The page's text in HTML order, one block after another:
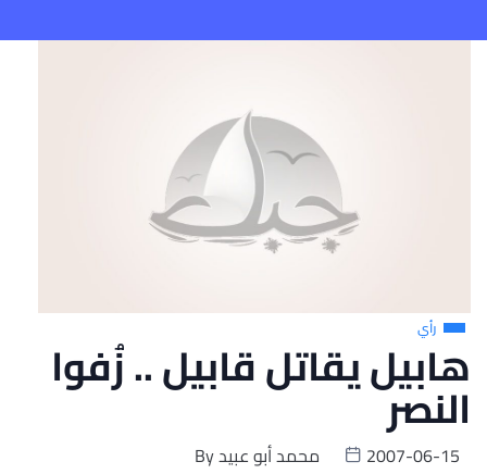
رأي
هابيل يقاتل قابيل .. زُفوا
النصر
Byمحمد أبو عبيد
2007-06-15